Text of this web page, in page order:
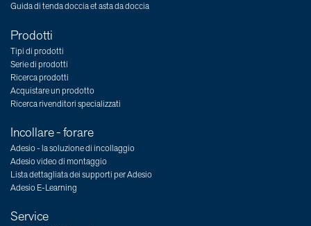
Guida di tenda doccia et asta da doccia
Prodotti
Tipi di prodotti
Serie di prodotti
Ricerca prodotti
Acquistare un prodotto
Ricerca rivenditori specializzati
Incollare - forare
Adesio - la soluzione di incollaggio
Adesio video di montaggio
Lista dettagliata dei supporti per Adesio
Adesio E-Learning
Service